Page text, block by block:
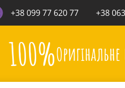
+38 099 77 620 77 +38
100%Оригінальне